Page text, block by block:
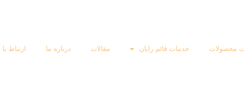
محصولات خدمات قائم رایان مقالات درباره ما ارتباط با